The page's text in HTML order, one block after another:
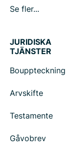
Se fler...
JURIDISKA
TJÄNSTER
Bouppteckning
Arvskifte
Testamente
Gåvobrev